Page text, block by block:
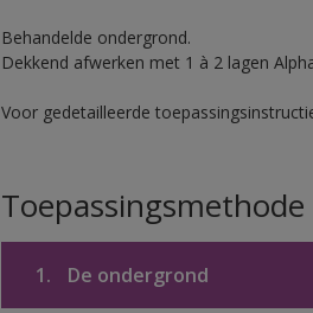
Behandelde ondergrond.
Dekkend afwerken met 1 à 2 lagen
Voor gedetailleerde
Toepassingsmethode
1. De ondergrond